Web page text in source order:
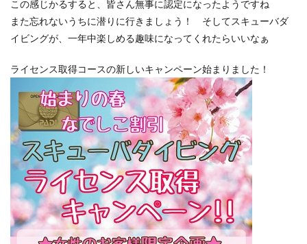
この感じかるすると、皆さん無事に認定になったようですね
また忘れないうちに潜りに行きましょう！ そしてスキューバダ
イビングが、一年中楽しめる趣味になってくれたらいいなぁ
ライセンス取得コースの新しいキャンペーン始まりました！